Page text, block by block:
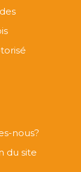
nous?
du site